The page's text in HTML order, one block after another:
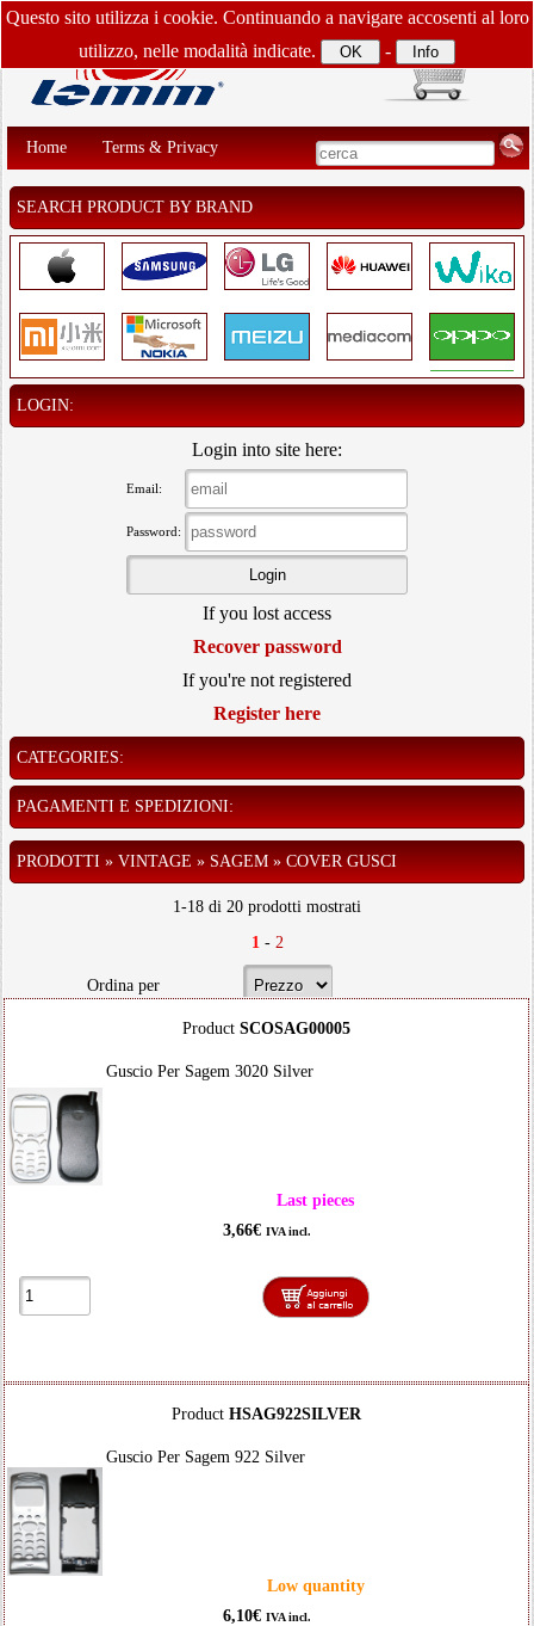
Home Terms & Privacy
SEARCH PRODUCT BY BRAND
LOGIN:
Login into site here:
Email:
Password:
If you lost access
Recover password
If you're not registered
Register here
CATEGORIES:
PAGAMENTI E SPEDIZIONI:
PRODOTTI » VINTAGE » SAGEM » COVER GUSCI
1-18 di 20 prodotti mostrati
1- 2
Ordina per
Product SCOSAG00005
Guscio Per Sagem 3020 Silver
Last pieces
3,66€ IVA incl.
Product HSAG922SILVER
Guscio Per Sagem 922 Silver
Low quantity
6,10€ IVA incl.
Questo sito utilizza i cookie. Continuando a navigare accosenti al loro
utilizzo, nelle modalità indicate.
-